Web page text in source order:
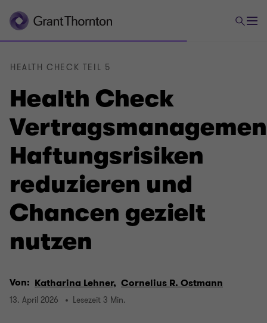
Health Check
Haftungsrisiken
reduzieren und
Chancen gezielt
nutzen
HEALTH CHECK TEIL 5
Von: Katharina Lehner, Cornelius R. Ostmann
13. April 2026 Lesezeit 3 Min.